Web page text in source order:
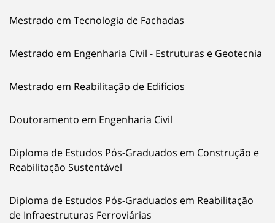
Mestrado em Tecnologia de Fachadas
Mestrado em Engenharia Civil - Estruturas e Geotecnia
Mestrado em Reabilitação de Edifícios
Doutoramento em Engenharia Civil
Diploma de Estudos Pós-Graduados em Construção e
Reabilitação Sustentável
Diploma de Estudos Pós-Graduados em Reabilitação
de Infraestruturas Ferroviárias